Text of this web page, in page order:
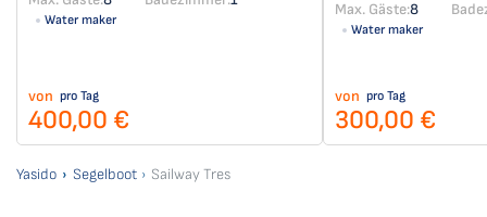
Water maker
von pro Tag
400,00 €
Max. Gäste:8
Water maker
von pro Tag
300,00 €
Yasido Segelboot Sailway Tres